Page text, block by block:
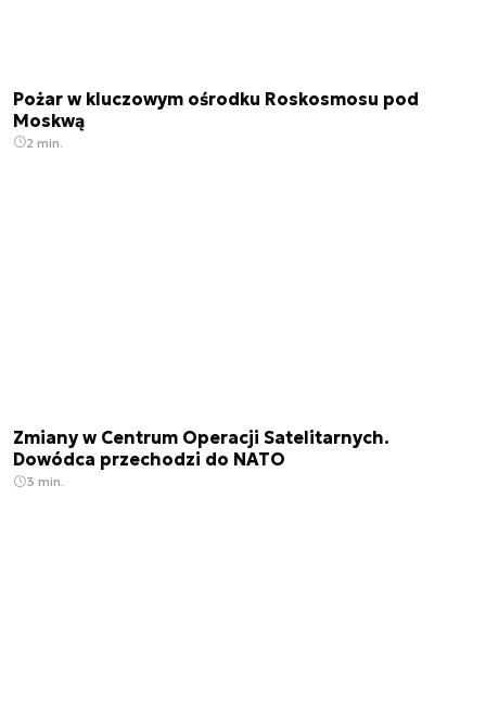
Pożar w kluczowym ośrodku Roskosmosu pod
Moskwą
2 min.
Zmiany w Centrum Operacji Satelitarnych.
Dowódca przechodzi do NATO
3 min.